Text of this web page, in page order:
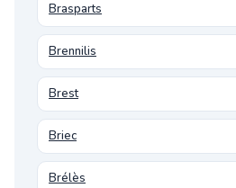
Brasparts
Brennilis
Brest
Briec
Brélès